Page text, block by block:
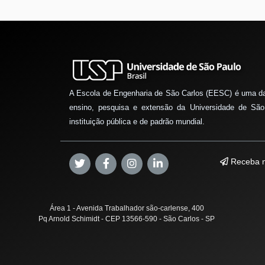
A Escola de Engenharia de São Carlos (EESC) é uma
ensino, pesquisa e extensão da Universidade de
instituição pública e de padrão mundial.
Receba
Área 1 - Avenida Trabalhador são-carlense, 400
Pq Arnold Schimidt - CEP 13566-590 - São Carlos - SP